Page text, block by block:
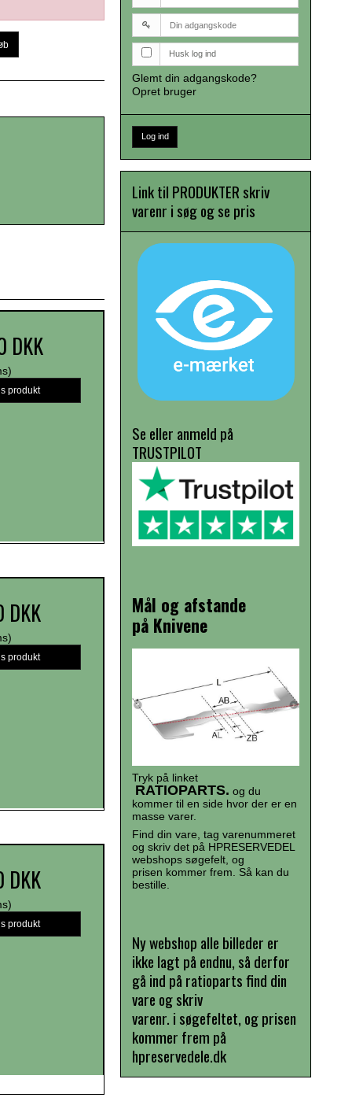
DKK
produkt
DKK
produkt
DKK
produkt
Husk log ind
Glemt din adgangskode?
Opret bruger
Log ind
Link til PRODUKTER skriv
varenr i søg og se pris
Se eller anmeld på
TRUSTPILOT
Mål og afstande
på Knivene
Tryk på linket
RATIOPARTS. og du
kommer til en side hvor der er en
masse varer.
Find din vare, tag varenummeret
og skriv det på HPRESERVEDEL
webshops søgefelt, og
prisen kommer frem. Så kan du
bestille.
Ny webshop alle billeder er
ikke lagt på endnu, så derfor
gå ind på ratioparts find din
vare og skriv
varenr. i søgefeltet, og prisen
kommer frem på
hpreservedele.dk